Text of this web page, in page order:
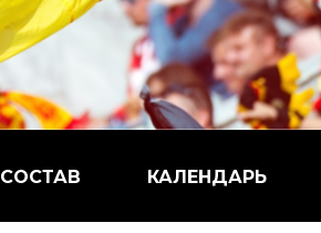
СОСТАВ КАЛЕНДАРЬ